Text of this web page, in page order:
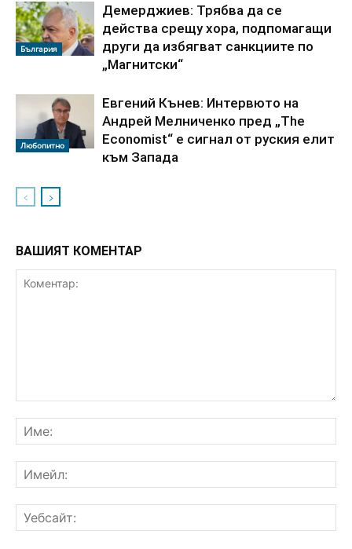
България
Демерджиев: Трябва да се
действа срещу хора, подпомагащи
други да избягват санкциите по
„Магнитски“
Любопитно
Евгений Кънев: Интервюто на
Андрей Мелниченко пред „The
Economist“ е сигнал от руския елит
към Запада
ВАШИЯТ КОМЕНТАР